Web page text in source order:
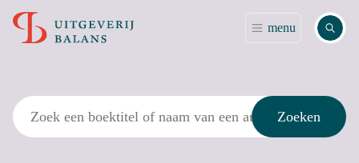
menu Zoek
Zoek
Zoeken